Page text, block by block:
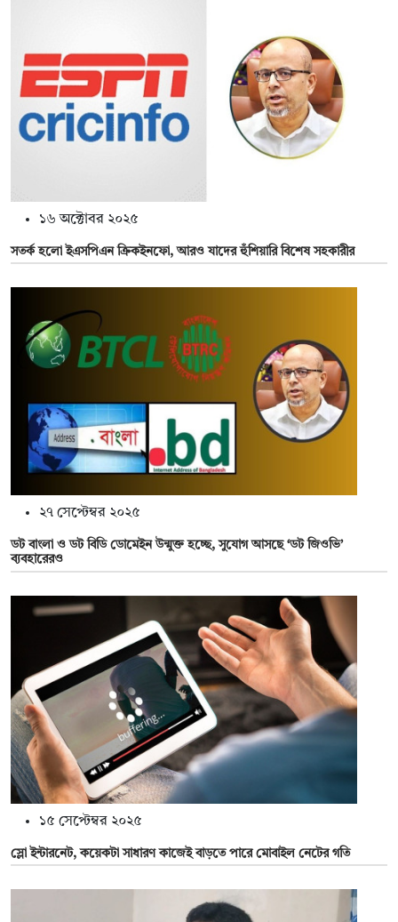
১৬ অক্টোবর ২০২৫
সতর্ক হলো ইএসপিএন ক্রিকইনফো, আরও যাদের হুঁশিয়ারি বিশেষ সহকারীর
২৭ সেপ্টেম্বর ২০২৫
ডট বাংলা ও ডট বিডি ডোমেইন উন্মুক্ত হচ্ছে, সুযোগ আসছে ‘ডট জিওভি’
ব্যবহারেরও
১৫ সেপ্টেম্বর ২০২৫
স্লো ইন্টারনেট, কয়েকটা সাধারণ কাজেই বাড়তে পারে মোবাইল নেটের গতি